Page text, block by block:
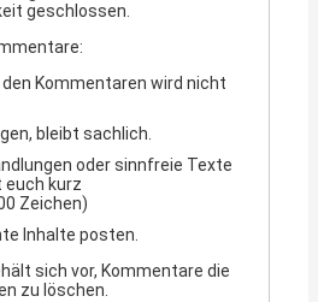
Die Party-Doktrinen
F. lauteten
kommt mir nicht ins
Noske machen!“
Zeiten…)
Fürsorge
für die NRW-
aufs Spiel zu setzen?
auf die Fortsetzung und
Ergebnisse der
geschlossen.
Kommentaren wird nicht
bleibt sachlich.
oder sinnfreie Texte
kurz
Zeichen)
Inhalte posten.
sich vor, Kommentare die
zu löschen.